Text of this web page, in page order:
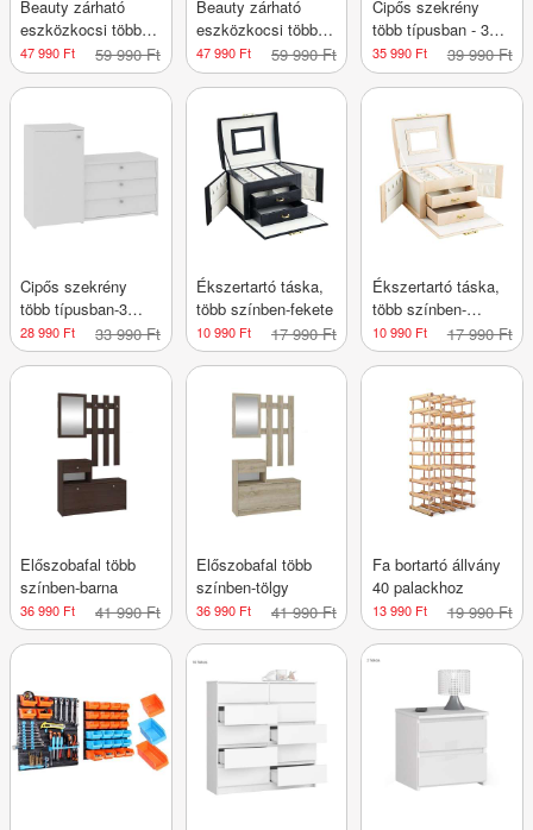
Beauty zárható
eszközkocsi több
színben-fehér
47 990 Ft 59 990 Ft
Beauty zárható
eszközkocsi több
színben-fekete
47 990 Ft 59 990 Ft
Cipős szekrény
több típusban - 3
részes, 1 ajtós
35 990 Ft 39 990 Ft
Cipős szekrény
több típusban-3
részes
28 990 Ft 33 990 Ft
Ékszertartó táska,
több színben-fekete
10 990 Ft 17 990 Ft
Ékszertartó táska,
több színben-
pezsgőszín
10 990 Ft 17 990 Ft
Előszobafal több
színben-barna
36 990 Ft 41 990 Ft
Előszobafal több
színben-tölgy
36 990 Ft 41 990 Ft
Fa bortartó állvány
40 palackhoz
13 990 Ft 19 990 Ft